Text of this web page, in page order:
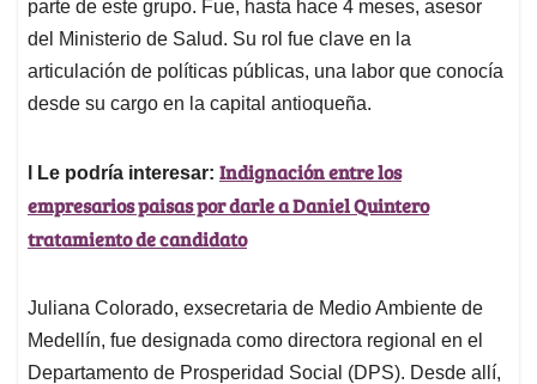
parte de este grupo. Fue, hasta hace 4 meses, asesor
del Ministerio de Salud. Su rol fue clave en la
articulación de políticas públicas, una labor que conocía
desde su cargo en la capital antioqueña.
l Le podría interesar: Indignación entre los
empresarios paisas por darle a Daniel Quintero
tratamiento de candidato
Juliana Colorado, exsecretaria de Medio Ambiente de
Medellín, fue designada como directora regional en el
Departamento de Prosperidad Social (DPS). Desde allí,